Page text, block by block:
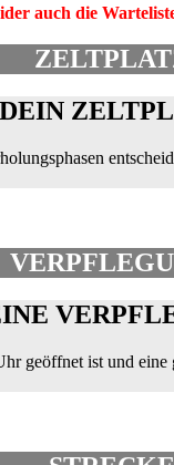
auch die
DEIN
geöffnet ist und